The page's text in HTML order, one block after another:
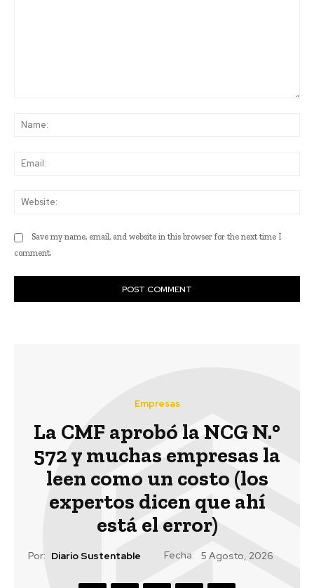
Save my name, email, and website in this browser for the next time I
comment.